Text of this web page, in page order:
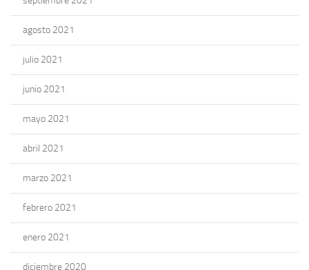
agosto 2021
julio 2021
junio 2021
mayo 2021
abril 2021
marzo 2021
febrero 2021
enero 2021
diciembre 2020